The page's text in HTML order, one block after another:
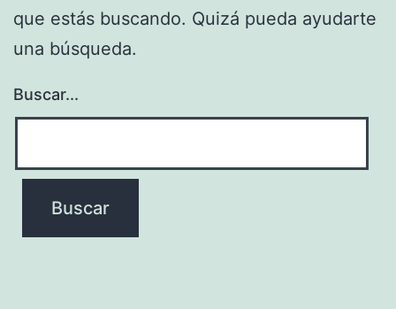
que estás buscando. Quizá pueda ayudarte
una búsqueda.
Buscar...